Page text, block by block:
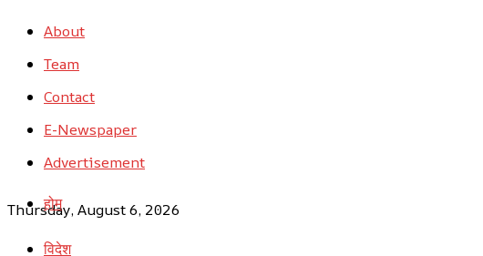
About
Team
Contact
E-Newspaper
Advertisement
Thursday, August 6, 2026
होम
विदेश